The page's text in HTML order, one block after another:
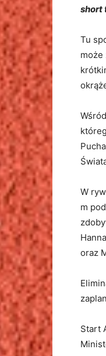
short
Tu
może
W
m
oraz
Start